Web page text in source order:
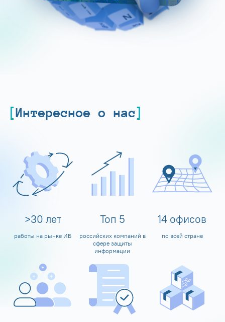
Интересное о нас
>30 лет
работы на рынке ИБ
Топ 5
российских компаний в
сфере защиты
информации
14 офисов
по всей стране